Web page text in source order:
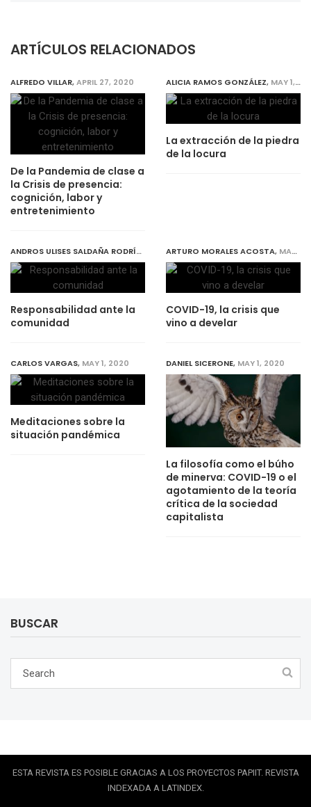
ARTÍCULOS RELACIONADOS
ALFREDO VILLAR,APRIL 27, 2020
De la Pandemia de clase a
la Crisis de presencia:
cognición, labor y
entretenimiento
ALICIA RAMOS GONZÁLEZ, MAY 1, 2020
La extracción de la piedra
de la locura
ANDROS ULISES SALDAÑA RODRÍGUEZ MAY 1, 2020
Responsabilidad ante la
comunidad
ARTURO MORALES ACOSTA, MAY 1, 2020
COVID-19, la crisis que
vino a develar
CARLOS VARGAS, MAY 1, 2020
Meditaciones sobre la
situación pandémica
DANIEL SICERONE, MAY 1, 2020
La filosofía como el búho
de minerva: COVID-19 o el
agotamiento de la teoría
crítica de la sociedad
capitalista
BUSCAR
ESTA REVISTA ES POSIBLE GRACIAS A LOS PROYECTOS PAPIIT. REVISTA
INDEXADA A LATINDEX.